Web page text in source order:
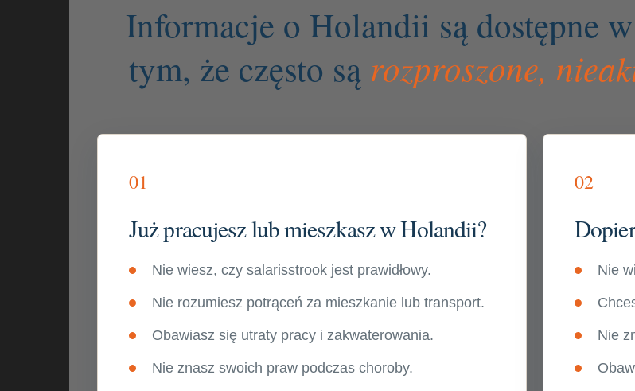
Informacje o Holandii są dostępne
tym, że często są rozproszone,
01
Już pracujesz lub mieszkasz w Holandii?
Nie wiesz, czy salarisstrook jest prawidłowy.
Nie rozumiesz potrąceń za mieszkanie lub transport.
Obawiasz się utraty pracy i zakwaterowania.
Nie znasz swoich praw podczas choroby.
02
Nie
Nie